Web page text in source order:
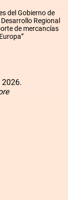
del Gobierno de
Regional
de mercancías
2026.